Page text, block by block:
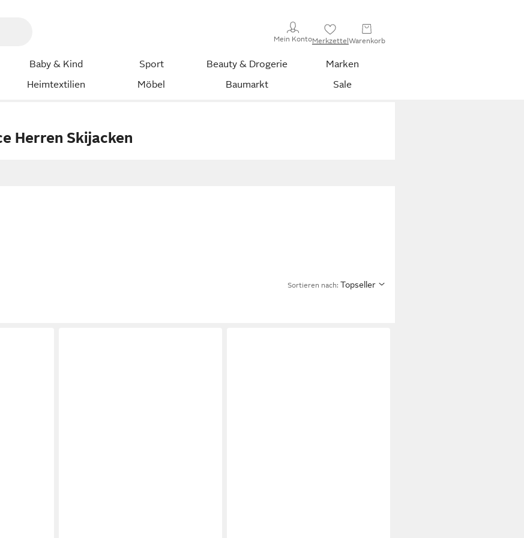
Mein KontoMerkzettelWarenkorb
Baby & Kind Sport Beauty & Drogerie
Marken
Heimtextilien Möbel Baumarkt Sale
Herren Skijacken
Sortieren nach: Topseller